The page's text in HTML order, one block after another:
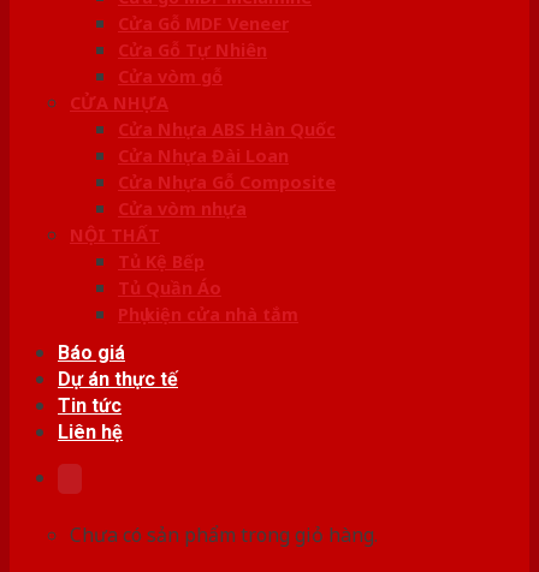
Cửa Gỗ MDF Veneer
Cửa Gỗ Tự Nhiên
Cửa vòm gỗ
CỬA NHỰA
Cửa Nhựa ABS Hàn Quốc
Cửa Nhựa Đài Loan
Cửa Nhựa Gỗ Composite
Cửa vòm nhựa
NỘI THẤT
Tủ Kệ Bếp
Tủ Quần Áo
Phụ kiện cửa nhà tắm
Báo giá
Dự án thực tế
Tin tức
Liên hệ
Chưa có sản phẩm trong giỏ hàng.